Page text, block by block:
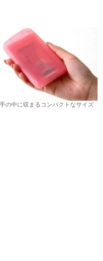
手の中に収まるコンパクトなサイズ